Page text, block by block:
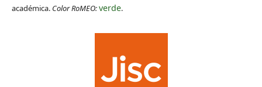
académica. Color RoMEO:verde.